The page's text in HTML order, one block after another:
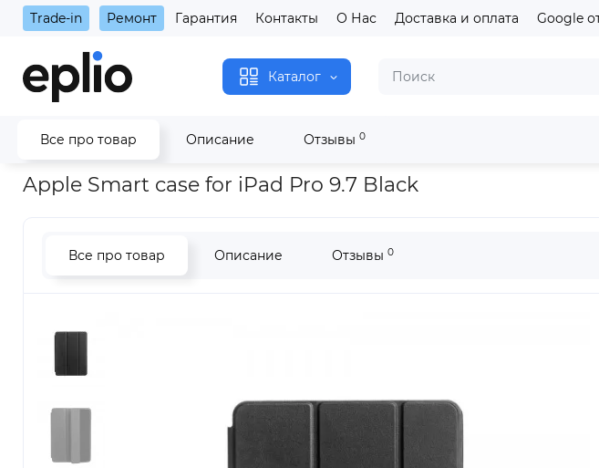
Trade-in Ремонт Гарантия Контакты О Нас Доставка и оплата Google
Каталог
Все про товар Описание Отзывы 0
Главная Аксессуары Чехлы iPad iPad Pro 9.7"
Apple Smart case for iPad Pro 9.7 Black
Все про товар Описание Отзывы 0